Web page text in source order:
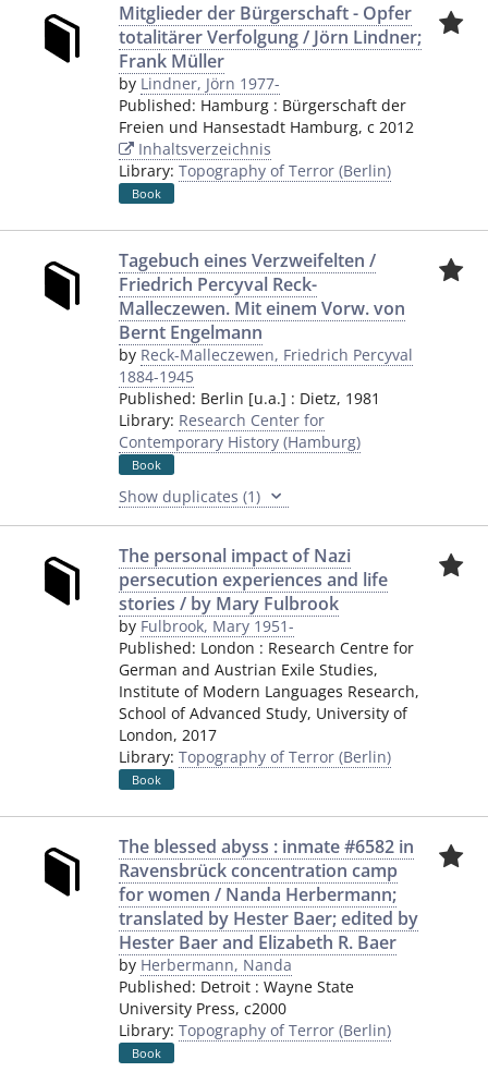
Mitglieder der Bürgerschaft - Opfer
totalitärer Verfolgung / Jörn Lindner;
Frank Müller
by Lindner, Jörn 1977-
Published: Hamburg : Bürgerschaft der
Freien und Hansestadt Hamburg, c 2012
Inhaltsverzeichnis
Library: Topography of Terror (Berlin)
Book
Tagebuch eines Verzweifelten /
Friedrich Percyval Reck-
Malleczewen. Mit einem Vorw. von
Bernt Engelmann
by Reck-Malleczewen, Friedrich Percyval
1884-1945
Published: Berlin [u.a.] : Dietz, 1981
Library: Research Center for
Contemporary History (Hamburg)
Book
Show duplicates (1)
The personal impact of Nazi
persecution experiences and life
stories / by Mary Fulbrook
by Fulbrook, Mary 1951-
Published: London : Research Centre for
German and Austrian Exile Studies,
Institute of Modern Languages Research,
School of Advanced Study, University of
London, 2017
Library: Topography of Terror (Berlin)
Book
The blessed abyss : inmate #6582 in
Ravensbrück concentration camp
for women / Nanda Herbermann;
translated by Hester Baer; edited by
Hester Baer and Elizabeth R. Baer
by Herbermann, Nanda
Published: Detroit : Wayne State
University Press, c2000
Library: Topography of Terror (Berlin)
Book